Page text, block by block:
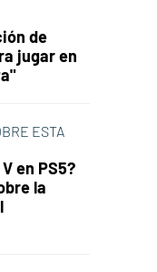
de
jugar en
ESTA
en PS5?
la